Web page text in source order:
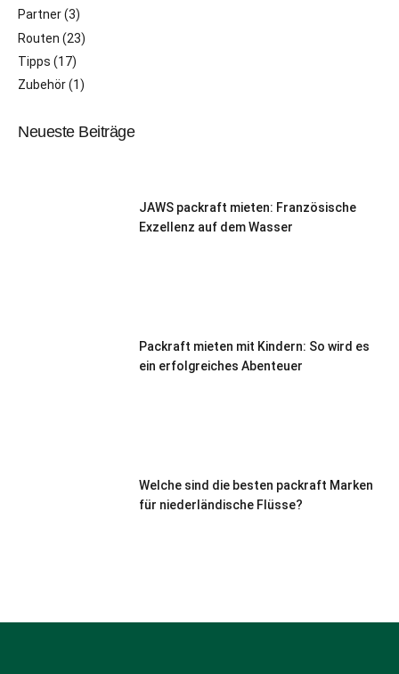
Partner(3)
Routen (23)
Tipps (17)
Zubehör(1)
Neueste Beiträge
JAWS packraft mieten: Französische
Exzellenz auf dem Wasser
Packraft mieten mit Kindern: So wird es
ein erfolgreiches Abenteuer
Welche sind die besten packraft Marken
für niederländische Flüsse?